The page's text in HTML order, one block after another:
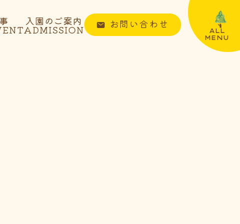
ALL
MENU
入園のご案内
ADMISSION お問い合わせ